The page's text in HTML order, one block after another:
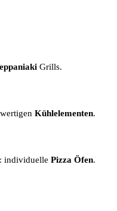
Grills.
Kühlelementen.
individuelle Pizza Öfen.